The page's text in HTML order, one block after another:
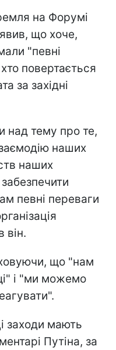
на Форумі
що хоче,
"певні
повертається
за західні
над тему про те,
наших
наших
певні переваги
він.
що "нам
і "ми можемо
заходи мають
Путіна, за